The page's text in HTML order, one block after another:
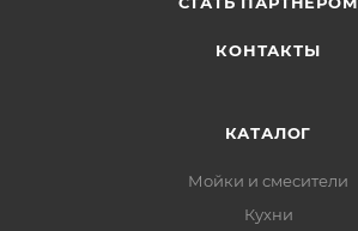
КОНТАКТЫ
КАТАЛОГ
Мойки и смесители
Кухни